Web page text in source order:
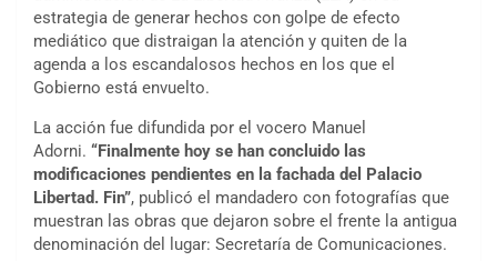
estrategia de generar hechos con golpe de efecto
mediático que distraigan la atención y quiten de la
agenda a los escandalosos hechos en los que el
Gobierno está envuelto.
La acción fue difundida por el vocero Manuel
Adorni. “Finalmente hoy se han concluido las
modificaciones pendientes en la fachada del Palacio
Libertad. Fin”, publicó el mandadero con fotografías que
muestran las obras que dejaron sobre el frente la antigua
denominación del lugar: Secretaría de Comunicaciones.